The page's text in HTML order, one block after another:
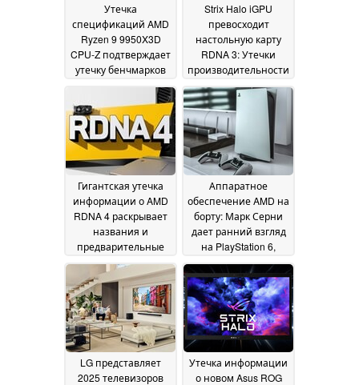
Утечка
спецификаций AMD
Ryzen 9 9950X3D
CPU-Z подтверждает
утечку бенчмарков
производительности
с тактовыми
частотами,
идентичными
процессорам без
X3D27 December 2024
Strix Halo iGPU
превосходит
настольную карту
RDNA 3: Утечки
производительности
Radeon 8060S и
8050S в PassMark25
December 2024
Гигантская утечка
информации о AMD
RDNA 4 раскрывает
названия и
предварительные
спецификации
графических
процессоров для
настольных ПК и
ноутбуков, которые
будут представлены
на выставке CES
202523 December 2024
Аппаратное
обеспечение AMD на
борту: Марк Серни
дает ранний взгляд
на PlayStation 6,
игровой процесс
получит
преимущества от
искусственного
интеллекта20
December 2024
LG представляет
2025 телевизоров
Утечка информации
о новом Asus ROG